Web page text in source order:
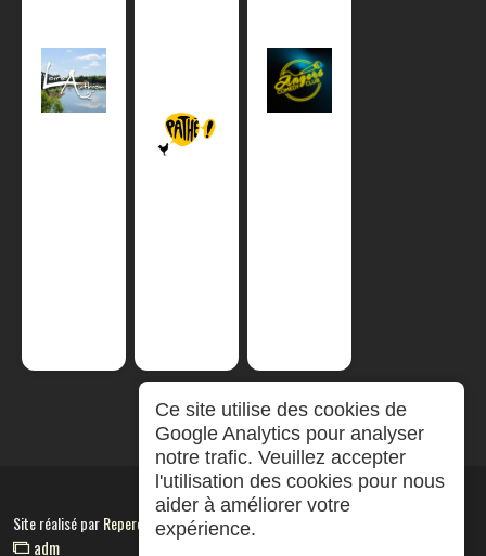
Site réalisé parRepereCom
adm
Ce site utilise des cookies de
Google Analytics pour analyser
notre trafic. Veuillez accepter
l'utilisation des cookies pour nous
aider à améliorer votre
expérience.